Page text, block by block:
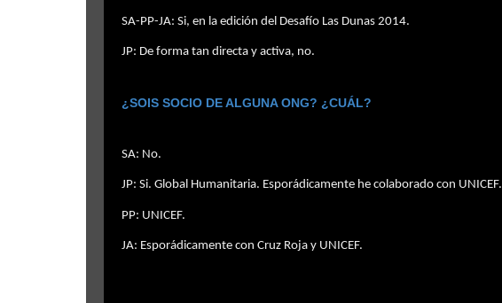
SA-PP-JA: Si, en la edición del Desafío Las Dunas 2014.
JP: De forma tan directa y activa, no.
¿SOIS SOCIO DE ALGUNA ONG? ¿CUÁL?
SA: No.
JP: Si. Global Humanitaria. Esporádicamente he colaborado con UNICEF.
PP: UNICEF.
JA: Esporádicamente con Cruz Roja y UNICEF.